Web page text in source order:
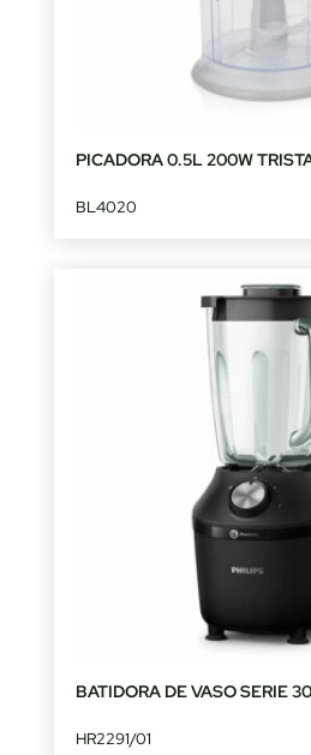
PICADORA 0.5L 200W
BL4020
BATIDORA DE VASO SERIE
HR2291/01